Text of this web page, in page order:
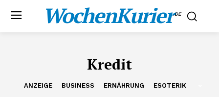
WochenKurier.DE
Kredit
ANZEIGE BUSINESS ERNÄHRUNG ESOTERIK